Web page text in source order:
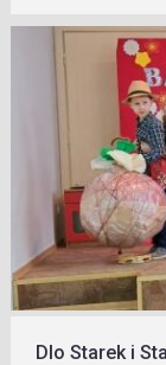
Dlo Starek i